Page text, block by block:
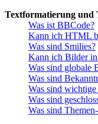
Textformatierung und
Was ist BBCode?
Kann ich HTML
Was sind Smilies?
Kann ich Bilder
Was sind globale
Was sind
Was sind wichtige
Was sind
Was sind